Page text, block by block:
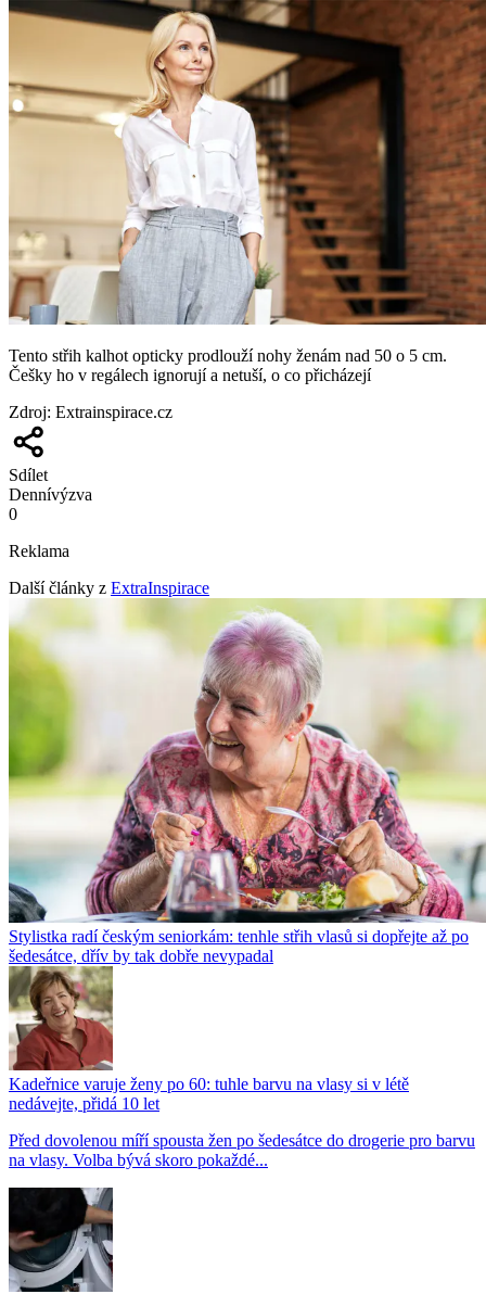
Tento střih kalhot opticky prodlouží nohy ženám nad 50 o 5 cm.
Češky ho v regálech ignorují a netuší, o co přicházejí
Zdroj: Extrainspirace.cz
Sdílet
Dennívýzva
0
Reklama
Další články z ExtraInspirace
Stylistka radí českým seniorkám: tenhle střih vlasů si dopřejte až po
šedesátce, dřív by tak dobře nevypadal
Kadeřnice varuje ženy po 60: tuhle barvu na vlasy si v létě
nedávejte, přidá 10 let
Před dovolenou míří spousta žen po šedesátce do drogerie pro barvu
na vlasy. Volba bývá skoro pokaždé...